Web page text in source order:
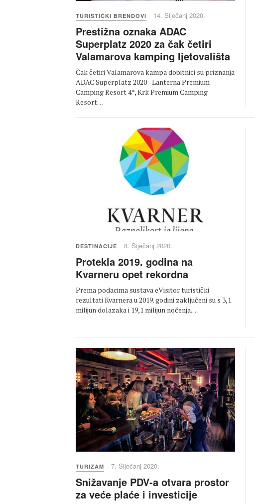
TURISTIČKI BRENDOVI 14. Siječanj 2020.
Prestižna oznaka ADAC
Superplatz 2020 za čak četiri
Valamarova kamping ljetovališta
Čak četiri Valamarova kampa dobitnici su priznanja
ADAC Superplatz 2020 - Lanterna Premium
Camping Resort 4*, Krk Premium Camping
Resort…
DESTINACIJE 8. Siječanj 2020.
Protekla 2019. godina na
Kvarneru opet rekordna
Prema podacima sustava eVisitor turistički
rezultati Kvarnera u 2019. godini zaključeni su s 3,1
milijun dolazaka i 19,1 milijun noćenja.…
TURIZAM 7. Siječanj 2020.
Snižavanje PDV-a otvara prostor
za veće plaće i investicije